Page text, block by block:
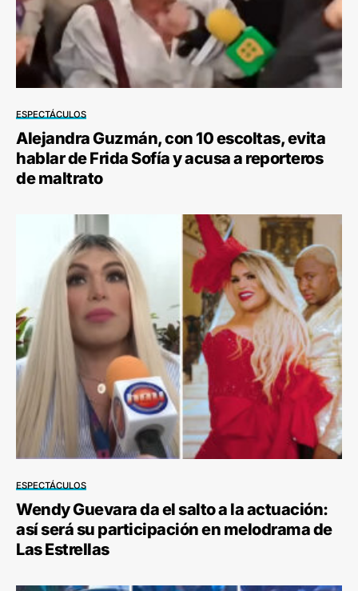
ESPECTÁCULOS
Alejandra Guzmán, con 10 escoltas, evita
hablar de Frida Sofía y acusa a reporteros
de maltrato
ESPECTÁCULOS
Wendy Guevara da el salto a la actuación:
así será su participación en melodrama de
Las Estrellas